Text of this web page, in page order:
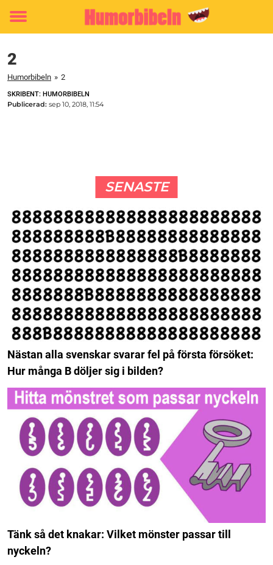
Toggle
2
Humorbibeln » 2
SKRIBENT: HUMORBIBELN
Publicerad: sep 10, 2018, 11:54
SENASTE
Nästan alla svenskar svarar fel på första försöket:
Hur många B döljer sig i bilden?
Tänk så det knakar: Vilket mönster passar till
nyckeln?